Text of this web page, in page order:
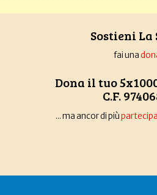
Sostieni La
fai una
Dona il tuo
C.F.
... ma ancor di più